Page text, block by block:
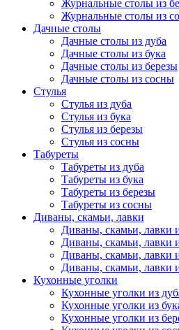
Журнальные столы из
Журнальные столы из
Дачные столы
Дачные столы из дуба
Дачные столы из бука
Дачные столы из березы
Дачные столы из сосны
Стулья
Стулья из дуба
Стулья из бука
Стулья из березы
Стулья из сосны
Табуреты
Табуреты из дуба
Табуреты из бука
Табуреты из березы
Табуреты из сосны
Диваны, скамьи, лавки
Диваны, скамьи, лавки
Диваны, скамьи, лавки
Диваны, скамьи, лавки
Диваны, скамьи, лавки
Кухонные уголки
Кухонные уголки из
Кухонные уголки из
Кухонные уголки из